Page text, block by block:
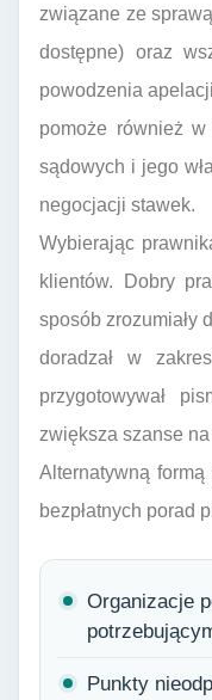
związane ze
dostępne) oraz
powodzenia
pomoże również
sądowych i jego
negocjacji stawek.
Wybierając
klientów. Dobry
sposób zrozumiały
doradzał w
przygotowywał
zwiększa szanse
Alternatywną
bezpłatnych porad
Organizacje
Punkty